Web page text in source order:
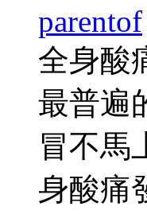
parentof
全身酸
最普遍
冒不馬
身酸痛